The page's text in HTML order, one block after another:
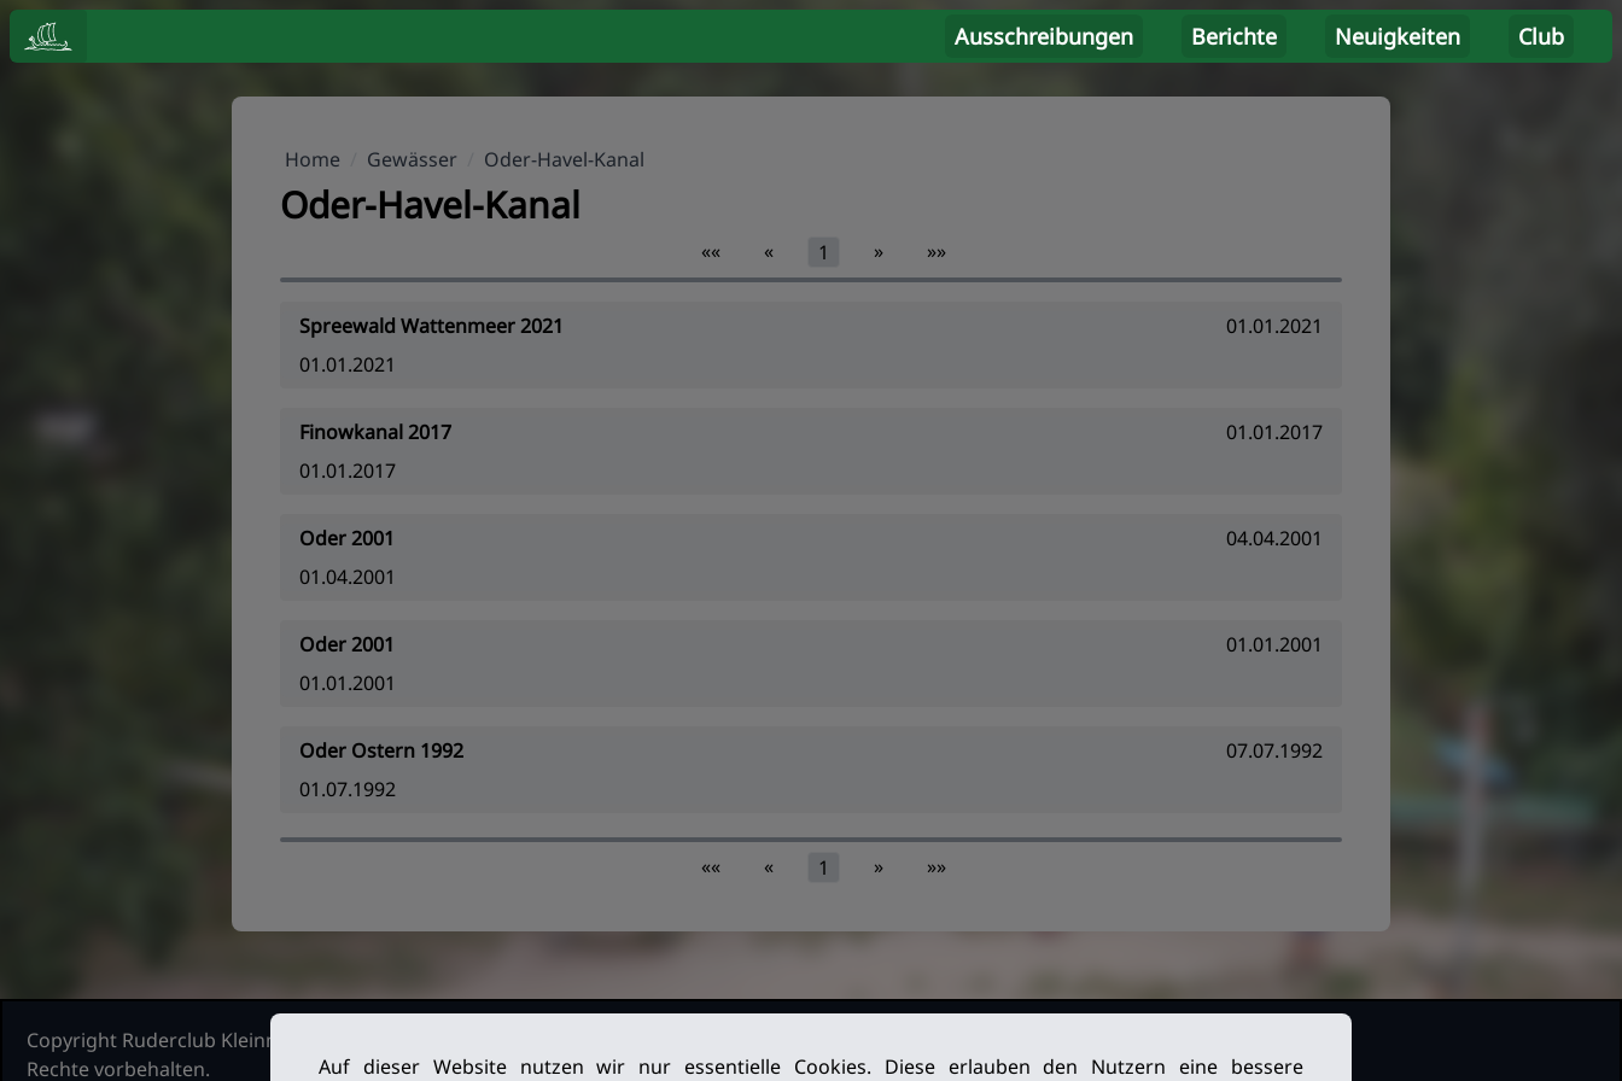
Ausschreibungen Berichte Neuigkeiten Club
Home Gewässer Oder-Havel-Kanal
Oder-Havel-Kanal
«« « 1 » »»
Spreewald Wattenmeer 2021
01.01.2021
01.01.2021
Finowkanal 2017
01.01.2017
01.01.2017
Oder 2001
04.04.2001
01.04.2001
Oder 2001
01.01.2001
01.01.2001
Oder Ostern 1992
07.07.1992
01.07.1992
«« « 1 » »»
Copyright Ruderclub Kleinmachnow Stahnsdorf Teltow, 2026. Alle
Rechte vorbehalten.
Datenschutz
Auf dieser Website nutzen wir nur essentielle Cookies. Diese erlauben den Nutzern eine bessere